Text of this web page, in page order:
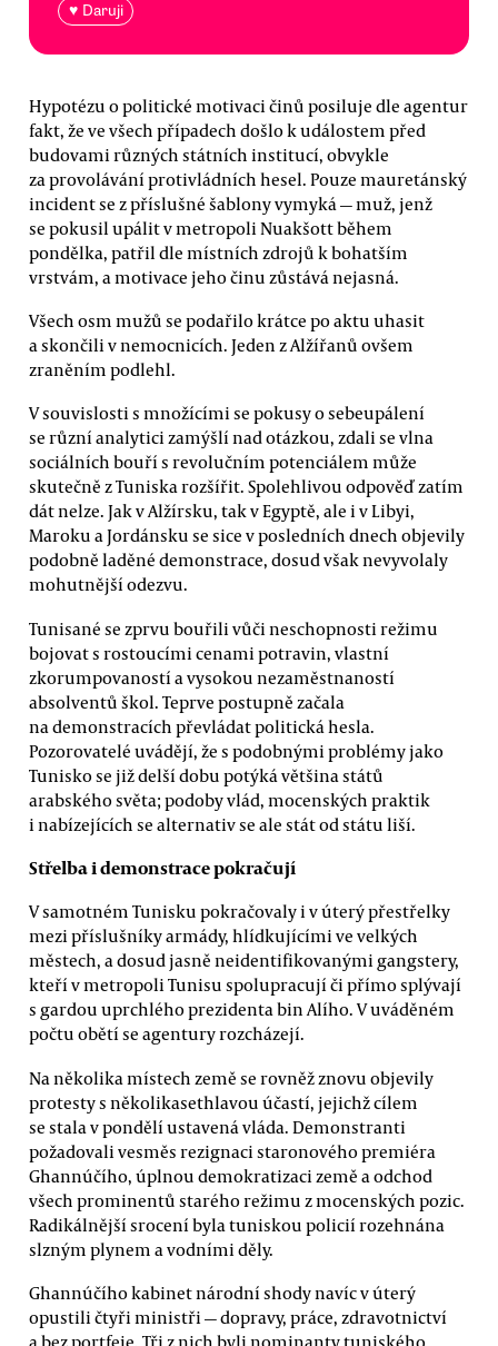
♥ Daruji
Hypotézu o politické motivaci činů posiluje dle agentur
fakt, že ve všech případech došlo k událostem před
budovami různých státních institucí, obvykle
za provolávání protivládních hesel. Pouze mauretánský
incident se z příslušné šablony vymyká — muž, jenž
se pokusil upálit v metropoli Nuakšott během
pondělka, patřil dle místních zdrojů k bohatším
vrstvám, a motivace jeho činu zůstává nejasná.
Všech osm mužů se podařilo krátce po aktu uhasit
a skončili v nemocnicích. Jeden z Alžířanů ovšem
zraněním podlehl.
V souvislosti s množícími se pokusy o sebeupálení
se různí analytici zamýšlí nad otázkou, zdali se vlna
sociálních bouří s revolučním potenciálem může
skutečně z Tuniska rozšířit. Spolehlivou odpověď zatím
dát nelze. Jak v Alžírsku, tak v Egyptě, ale i v Libyi,
Maroku a Jordánsku se sice v posledních dnech objevily
podobně laděné demonstrace, dosud však nevyvolaly
mohutnější odezvu.
Tunisané se zprvu bouřili vůči neschopnosti režimu
bojovat s rostoucími cenami potravin, vlastní
zkorumpovaností a vysokou nezaměstnaností
absolventů škol. Teprve postupně začala
na demonstracích převládat politická hesla.
Pozorovatelé uvádějí, že s podobnými problémy jako
Tunisko se již delší dobu potýká většina států
arabského světa; podoby vlád, mocenských praktik
i nabízejících se alternativ se ale stát od státu liší.
Střelba i demonstrace pokračují
V samotném Tunisku pokračovaly i v úterý přestřelky
mezi příslušníky armády, hlídkujícími ve velkých
městech, a dosud jasně neidentifikovanými gangstery,
kteří v metropoli Tunisu spolupracují či přímo splývají
s gardou uprchlého prezidenta bin Alího. V uváděném
počtu obětí se agentury rozcházejí.
Na několika místech země se rovněž znovu objevily
protesty s několikasethlavou účastí, jejichž cílem
se stala v pondělí ustavená vláda. Demonstranti
požadovali vesměs rezignaci staronového premiéra
Ghannúčího, úplnou demokratizaci země a odchod
všech prominentů starého režimu z mocenských pozic.
Radikálnější srocení byla tuniskou policií rozehnána
slzným plynem a vodními děly.
Ghannúčího kabinet národní shody navíc v úterý
opustili čtyři ministři — dopravy, práce, zdravotnictví
a bez portfeje. Tři z nich byli nominanty tuniského